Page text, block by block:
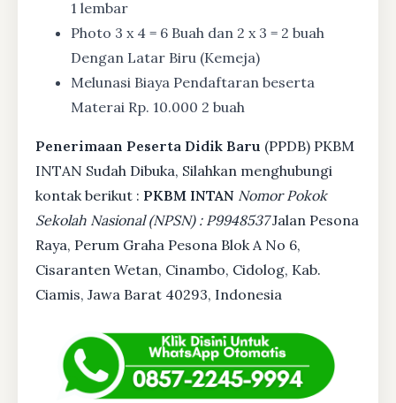
1 lembar
Photo 3 x 4 = 6 Buah dan 2 x 3 = 2 buah
Dengan Latar Biru (Kemeja)
Melunasi Biaya Pendaftaran beserta
Materai Rp. 10.000 2 buah
Penerimaan Peserta Didik Baru (PPDB) PKBM
INTAN Sudah Dibuka, Silahkan menghubungi
kontak berikut : PKBM INTAN Nomor Pokok
Sekolah Nasional (NPSN) : P9948537Jalan Pesona
Raya, Perum Graha Pesona Blok A No 6,
Cisaranten Wetan, Cinambo, Cidolog, Kab.
Ciamis, Jawa Barat 40293, Indonesia